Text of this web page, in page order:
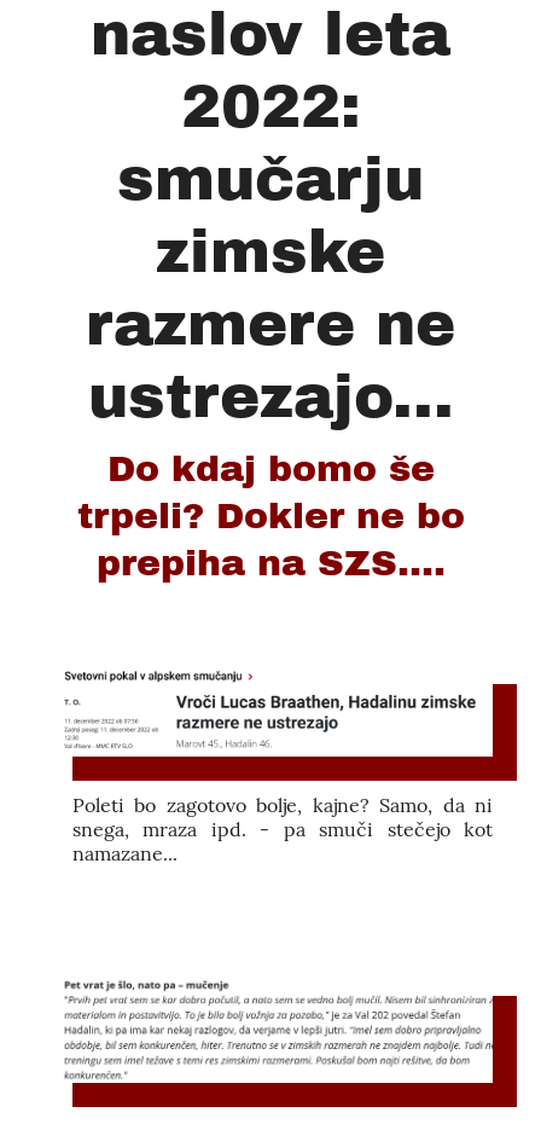
naslov leta
2022:
smučarju
zimske
razmere ne
ustrezajo...
Do kdaj bomo še
trpeli? Dokler ne bo
prepiha na SZS....
Poleti bo zagotovo bolje, kajne? Samo, da ni
snega, mraza ipd. - pa smuči stečejo kot
namazane...